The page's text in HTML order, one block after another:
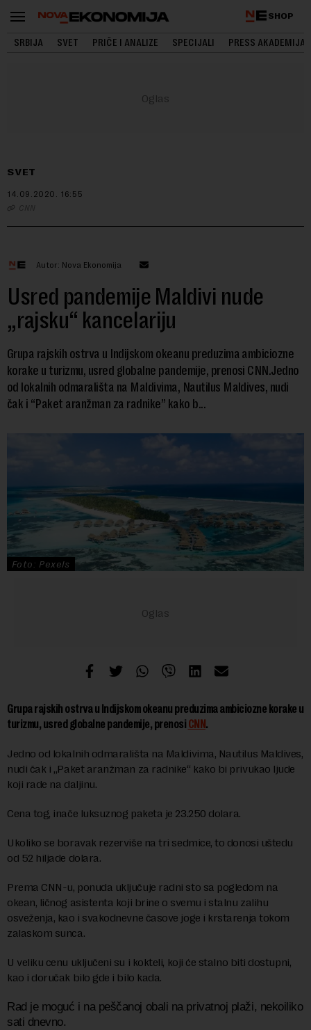
SHOP
SRBIJA SVET PRIČE I ANALIZE SPECIJALI PRESS AKADEMIJA
SVET
14.09.2020. 16:55
CNN
Autor: Nova Ekonomija
Usred pandemije Maldivi nude
„rajsku“ kancelariju
Grupa rajskih ostrva u Indijskom okeanu preduzima ambiciozne
korake u turizmu, usred globalne pandemije, prenosi CNN.Jedno
od lokalnih odmarališta na Maldivima, Nautilus Maldives, nudi
čak i “Paket aranžman za radnike” kako b...
Foto: Pexels
Grupa rajskih ostrva u Indijskom okeanu preduzima ambiciozne korake u
turizmu, usred globalne pandemije, prenosi CNN.
Jedno od lokalnih odmarališta na Maldivima, Nautilus Maldives,
nudi čak i „Paket aranžman za radnike“ kako bi privukao ljude
koji rade na daljinu.
Cena tog, inače luksuznog paketa je 23.250 dolara.
Ukoliko se boravak rezerviše na tri sedmice, to donosi uštedu
od 52 hiljade dolara.
Prema CNN-u, ponuda uključuje radni sto sa pogledom na
okean, ličnog asistenta koji brine o svemu i stalnu zalihu
osveženja, kao i svakodnevne časove joge i krstarenja tokom
zalaskom sunca.
U veliku cenu uključeni su i kokteli, koji će stalno biti dostupni,
kao i doručak bilo gde i bilo kada.
Rad je moguć i na peščanoj obali na privatnoj plaži, nekoiliko
sati dnevno.